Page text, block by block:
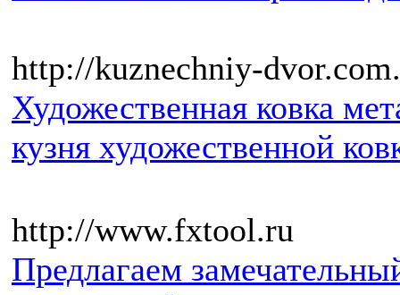
http://kuznechniy-
Художественная ковка
кузня художественной
http://www.fxtool.ru
Предлагаем